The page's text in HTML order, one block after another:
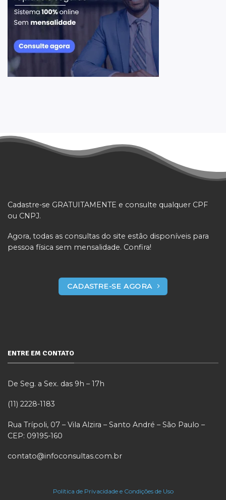
Cadastre-se GRATUITAMENTE e consulte qualquer CPF
ou CNPJ.
Agora, todas as consultas do site estão disponíveis para
pessoa física sem mensalidade. Confira!
CADASTRE-SE AGORA
ENTRE EM CONTATO
De Seg. a Sex. das 9h – 17h
(11) 2228-1183
Rua Trípoli, 07 – Vila Alzira – Santo André – São Paulo –
CEP: 09195-160
contato@infoconsultas.com.br
Política de Privacidade e Condições de Uso